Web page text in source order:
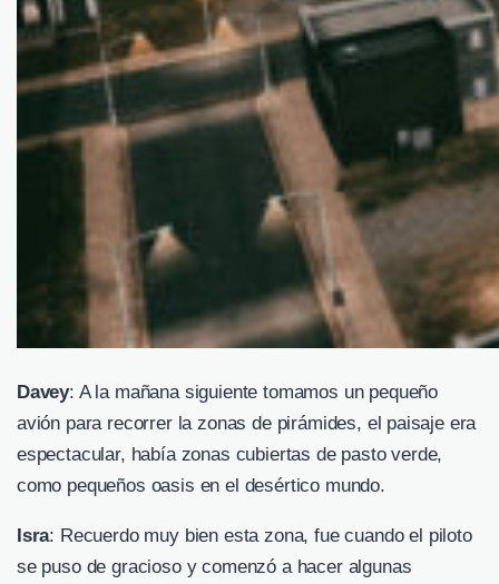
Davey: A la mañana siguiente tomamos un pequeño
avión para recorrer la zonas de pirámides, el paisaje era
espectacular, había zonas cubiertas de pasto verde,
como pequeños oasis en el desértico mundo.
Isra: Recuerdo muy bien esta zona, fue cuando el piloto
se puso de gracioso y comenzó a hacer algunas